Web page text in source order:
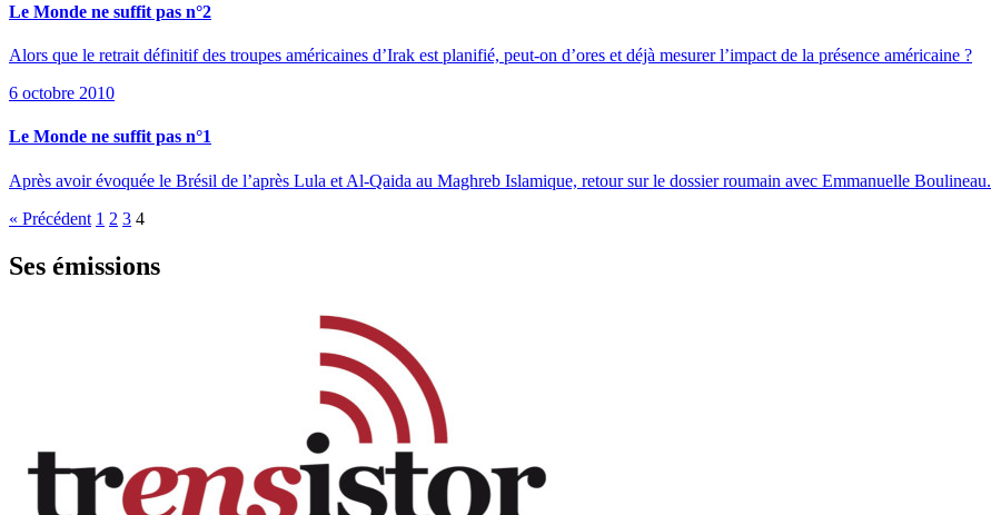
Le Monde ne suffit pas n°2
Alors que le retrait définitif des troupes américaines d’Irak est planifié, peut-on d’ores et déjà mesurer l’impact de la présence américaine ?
6 octobre 2010
Le Monde ne suffit pas n°1
Après avoir évoquée le Brésil de l’après Lula et Al-Qaida au Maghreb Islamique, retour sur le dossier roumain avec Emmanuelle Boulineau.
« Précédent 1 2 3 4
Ses émissions